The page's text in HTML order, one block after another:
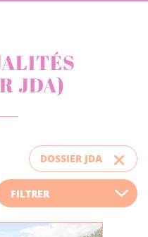
JDA)
DOSSIER JDA
Choisissez votre filtre
d'actualité